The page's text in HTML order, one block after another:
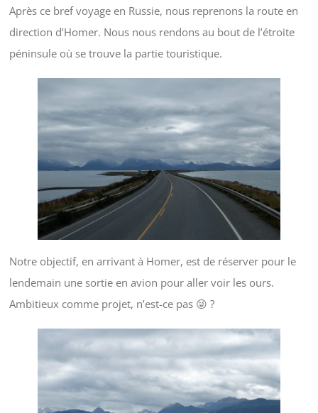
Après ce bref voyage en Russie, nous reprenons la route en
direction d’Homer. Nous nous rendons au bout de l’étroite
péninsule où se trouve la partie touristique.
Notre objectif, en arrivant à Homer, est de réserver pour le
lendemain une sortie en avion pour aller voir les ours.
Ambitieux comme projet, n’est-ce pas 😜 ?